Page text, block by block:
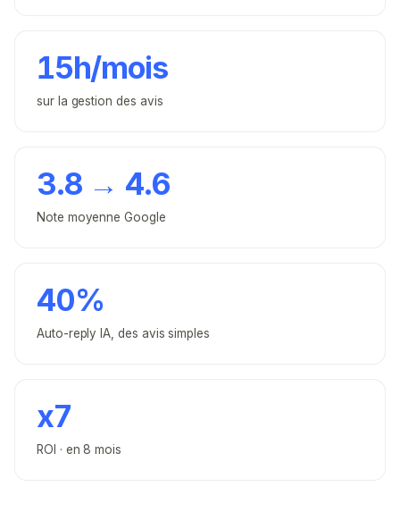
15h/mois
sur la gestion des avis
3.8 → 4.6
Note moyenne Google
40%
Auto-reply IA, des avis simples
x7
ROI · en 8 mois